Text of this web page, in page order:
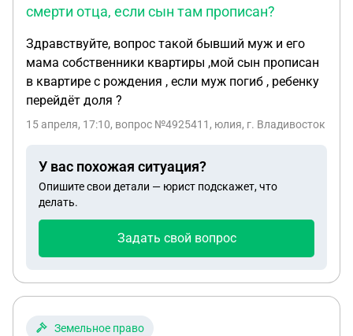
смерти отца, если сын там прописан?
Здравствуйте, вопрос такой бывший муж и его
мама собственники квартиры ,мой сын прописан
в квартире с рождения , если муж погиб , ребенку
перейдёт доля ?
15 апреля, 17:10, вопрос №4925411, юлия, г. Владивосток
У вас похожая ситуация?
Опишите свои детали — юрист подскажет, что
делать.
Задать свой вопрос
Земельное право